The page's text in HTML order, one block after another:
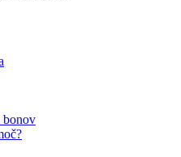
bonov